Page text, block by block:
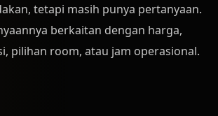
tetapi masih punya pertanyaan.
berkaitan dengan harga,
pilihan room, atau jam operasional.